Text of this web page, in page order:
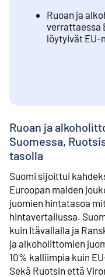
Ruoan ja
verrattaessa
löytyivät EU-
Ruoan ja
Suomessa,
tasolla
Suomi sijoittui
Euroopan maiden
juomien hintatasoa
hintavertailussa.
kuin Itävallalla ja
ja alkoholittomien
10% kalliimpia kuin
Sekä Ruotsin että